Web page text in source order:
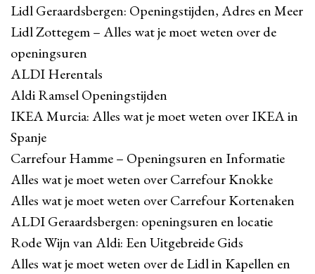
Lidl Geraardsbergen: Openingstijden, Adres en Meer
Lidl Zottegem – Alles wat je moet weten over de
openingsuren
ALDI Herentals
Aldi Ramsel Openingstijden
IKEA Murcia: Alles wat je moet weten over IKEA in
Spanje
Carrefour Hamme – Openingsuren en Informatie
Alles wat je moet weten over Carrefour Knokke
Alles wat je moet weten over Carrefour Kortenaken
ALDI Geraardsbergen: openingsuren en locatie
Rode Wijn van Aldi: Een Uitgebreide Gids
Alles wat je moet weten over de Lidl in Kapellen en